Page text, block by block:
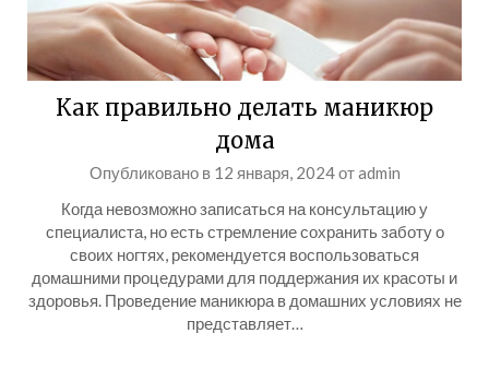
Как правильно делать маникюр
дома
Опубликовано в 12 января, 2024отadmin
Когда невозможно записаться на консультацию у
специалиста, но есть стремление сохранить заботу о
своих ногтях, рекомендуется воспользоваться
домашними процедурами для поддержания их красоты и
здоровья. Проведение маникюра в домашних условиях не
представляет…